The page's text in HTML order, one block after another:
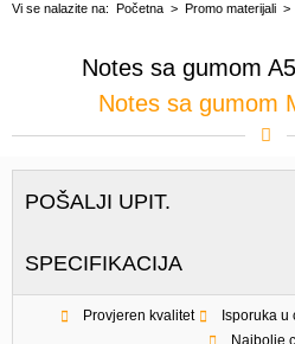
Vi se nalazite na: Početna > Promo materijali >
Notes sa gumom
Notes sa gumom
POŠALJI UPIT.
SPECIFIKACIJA
Provjeren kvalitet Isporuka u
Najbolje